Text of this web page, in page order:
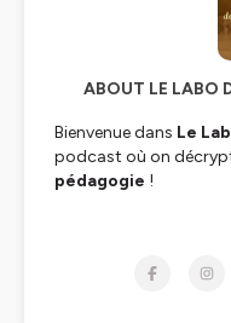
ABOUT LE LABO
Bienvenue dans Le
podcast où on
pédagogie !
l’aéronautique pourla